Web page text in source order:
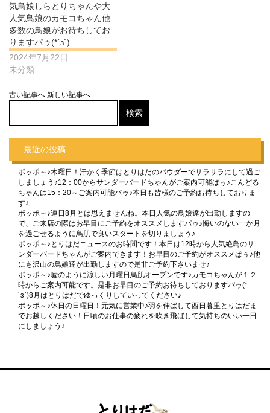
気鳥娘しらとりちゃんや大
人気鳥娘のカモコちゃん他
多数の鳥娘がお待ちしてお
りますパゥ(*´з`)
2024年7月22日
未分類
古い記事へ 新しい記事へ
最近の投稿
ポッポ～♪木曜日！汗かく季節はとりはだのパウダーでサラサラにして過ご
しましょう♪12：00からサンダーバードちゃんがご案内可能ぱぅ♪こんどる
ちゃんは15：20～ご案内可能パゥ♪本日も皆様のご予約お待ちしておりま
す♪
ポッポ～♪連日8月とは思えませんね。本日人気の鳥娘達が出勤しますの
で、ご来店の際はお早目にご予約をオススメしますパゥ♪悔いのない一か月
を過ごせるように鳥肌で良いスタートを切りましょう♪
ポッポ～♪とりはだニュースのお時間です！本日は12時から人気絶鳥のサ
ンダーバードちゃんがご案内できます！お早目のご予約がオススメぱぅ♪他
にも沢山の鳥娘達が出勤しますので是非ご予約下さいませ♪
ポッポ～♪嘘のように涼しい月曜日鳥肌オープンです♪カモコちゃんが１２
時からご案内可能です。是非お早目のご予約お待ちしておりますパゥ(*
´з`)8月はとりはだでゆっくりしていってください♪
ポッポ～♪休日の日曜日！元気に営業中♪羽を伸ばして西日暮里とりはだま
でお越しください！日頃のお仕事の疲れを吹き飛ばして気持ちのいい一日
にしましょう♪